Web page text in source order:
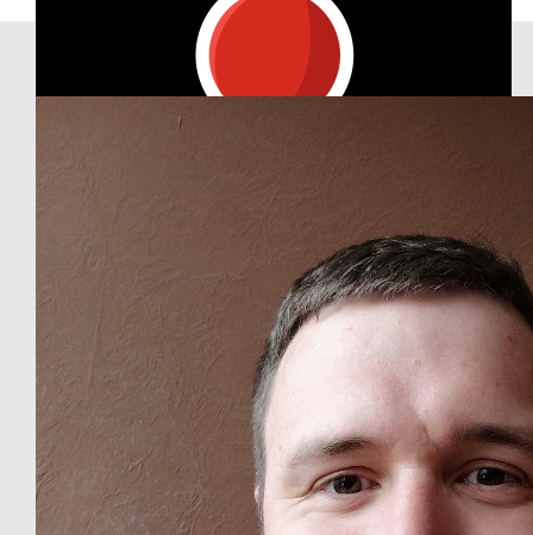
€
Christine Schröder
Our Team Members